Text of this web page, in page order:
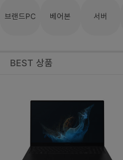
소프트웨어/멀티탭/공구
복합기/프린터/사무기기
파워
브랜드PC 베어본 서버
BEST 상품